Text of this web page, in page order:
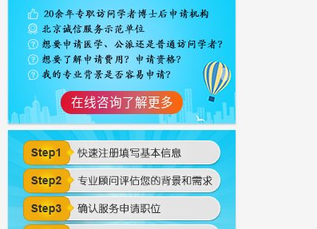
在线咨询了解更多